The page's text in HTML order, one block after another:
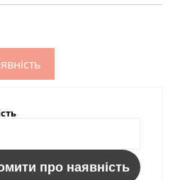
про наявність